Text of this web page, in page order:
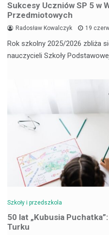
Sukcesy Uczniów SP 5 w
Przedmiotowych
Radosław Kowalczyk 19
Rok szkolny 2025/2026 zbliża
nauczycieli Szkoły
Szkoły i przedszkola
50 lat „Kubusia
Turku